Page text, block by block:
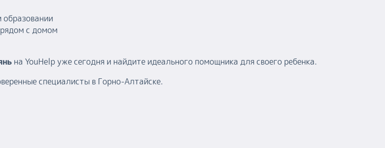
с домом
на YouHelp уже сегодня и найдите идеального помощника для своего ребенка.
специалисты в Горно-Алтайске.